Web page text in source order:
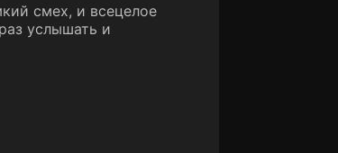
смех, и всецелое
услышать и